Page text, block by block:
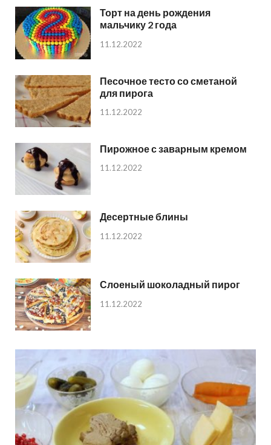
Торт на день рождения
мальчику 2 года
11.12.2022
Песочное тесто со сметаной
для пирога
11.12.2022
Пирожное с заварным кремом
11.12.2022
Десертные блины
11.12.2022
Слоеный шоколадный пирог
11.12.2022